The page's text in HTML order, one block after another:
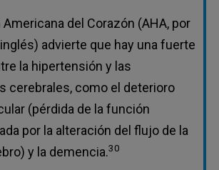
del Corazón (AHA, por
advierte que hay una fuerte
la hipertensión y las
cerebrales, como el deterioro
(pérdida de la función
por la alteración del flujo de la
y la demencia.30